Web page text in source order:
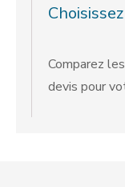
Comparez
devis pour